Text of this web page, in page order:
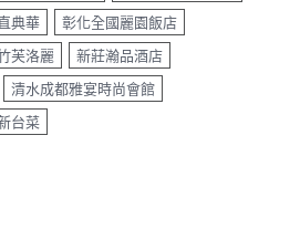
典華
彰化全國麗園飯店
芙洛麗
新莊瀚品酒店
清水成都雅宴時尚會館
台菜